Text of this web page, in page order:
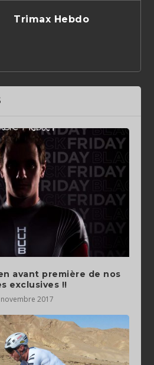
Trimax Hebdo
avant première de nos
exclusives !!
2017